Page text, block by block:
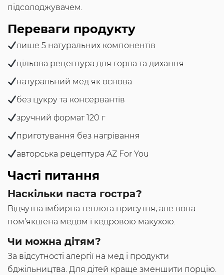
підсолоджувачем.
Переваги продукту
лише 5 натуральних компонентів
цільова рецептура для горла та дихання
натуральний мед як основа
без цукру та консервантів
зручний формат 120 г
приготування без нагрівання
авторська рецептура AZ For You
Часті питання
Наскільки паста гостра?
Відчутна імбирна теплота присутня, але вона
пом’якшена медом і кедровою макухою.
Чи можна дітям?
За відсутності алергії на мед і продукти
бджільництва. Для дітей краще зменшити порцію.